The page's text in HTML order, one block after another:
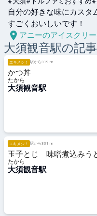
自分の好きな味にカスタ
すごくおいしいです！
アニーのアイスクリ
大須観音駅の記
エキメシ！ 駅から319 m
かつ丼
たから
大須観音駅
エキメシ！ 駅から331 m
玉子とじ 味噌煮込みう
たから
大須観音駅